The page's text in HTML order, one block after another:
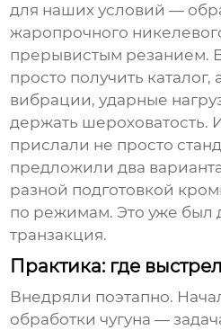
для наших условий —
жаропрочного
прерывистым резанием.
просто получить каталог,
вибрации, ударные
держать шероховатость.
прислали не просто
предложили два
разной подготовкой
по режимам. Это уже был
транзакция.
Практика: где
Внедряли поэтапно.
обработки чугуна —